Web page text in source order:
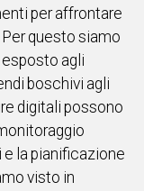
per affrontare
questo siamo
agli
boschivi agli
digitali possono
la pianificazione
visto in